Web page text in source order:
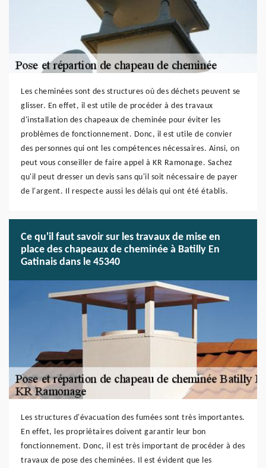
Les cheminées sont des structures où des déchets peuvent se
glisser. En effet, il est utile de procéder à des travaux
d'installation des chapeaux de cheminée pour éviter les
problèmes de fonctionnement. Donc, il est utile de convier
des personnes qui ont les compétences nécessaires. Ainsi, on
peut vous conseiller de faire appel à KR Ramonage. Sachez
qu'il peut dresser un devis sans qu'il soit nécessaire de payer
de l'argent. Il respecte aussi les délais qui ont été établis.
Ce qu'il faut savoir sur les travaux de mise en
place des chapeaux de cheminée à Batilly En
Gatinais dans le 45340
Les structures d'évacuation des fumées sont très importantes.
En effet, les propriétaires doivent garantir leur bon
fonctionnement. Donc, il est très important de procéder à des
travaux de pose des cheminées. Il est évident que les